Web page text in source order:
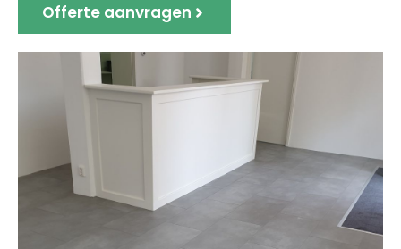
Offerte aanvragen